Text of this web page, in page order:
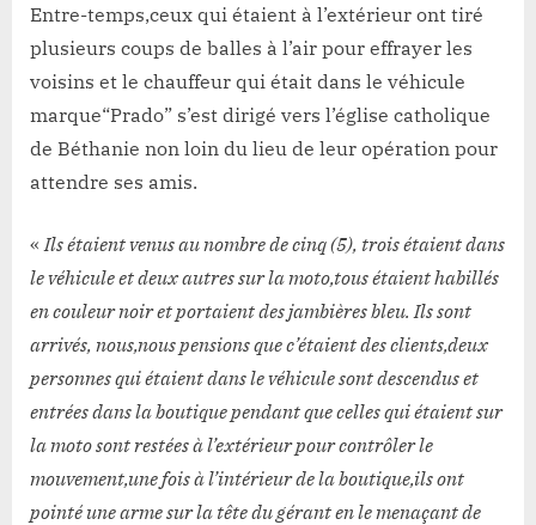
Entre-temps,ceux qui étaient à l’extérieur ont tiré
plusieurs coups de balles à l’air pour effrayer les
voisins et le chauffeur qui était dans le véhicule
marque“Prado” s’est dirigé vers l’église catholique
de Béthanie non loin du lieu de leur opération pour
attendre ses amis.
« Ils étaient venus au nombre de cinq (5), trois étaient dans
le véhicule et deux autres sur la moto,tous étaient habillés
en couleur noir et portaient des jambières bleu. Ils sont
arrivés, nous,nous pensions que c’étaient des clients,deux
personnes qui étaient dans le véhicule sont descendus et
entrées dans la boutique pendant que celles qui étaient sur
la moto sont restées à l’extérieur pour contrôler le
mouvement,une fois à l’intérieur de la boutique,ils ont
pointé une arme sur la tête du gérant en le menaçant de